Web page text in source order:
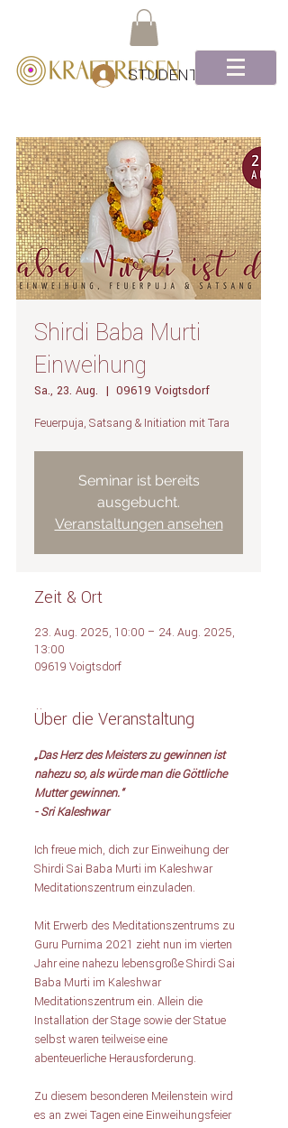
STUDENTEN Log-In
Shirdi Baba Murti
Einweihung
Sa., 23. Aug.
  |
09619 Voigtsdorf
Feuerpuja, Satsang & Initiation mit Tara
Seminar ist bereits
ausgebucht.
Veranstaltungen ansehen
Zeit & Ort
23. Aug. 2025, 10:00 – 24. Aug. 2025,
13:00
09619 Voigtsdorf
Über die Veranstaltung
„Das Herz des Meisters zu gewinnen ist
nahezu so, als würde man die Göttliche
Mutter gewinnen.“
- Sri Kaleshwar
Ich freue mich, dich zur Einweihung der
Shirdi Sai Baba Murti im Kaleshwar
Meditationszentrum einzuladen.
Mit Erwerb des Meditationszentrums zu
Guru Purnima 2021 zieht nun im vierten
Jahr eine nahezu lebensgroße Shirdi Sai
Baba Murti im Kaleshwar
Meditationszentrum ein. Allein die
Installation der Stage sowie der Statue
selbst waren teilweise eine
abenteuerliche Herausforderung.
Zu diesem besonderen Meilenstein wird
es an zwei Tagen eine Einweihungsfeier